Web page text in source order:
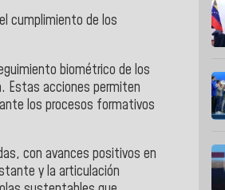
cumplimiento de los
biométrico de los
Estas acciones permiten
los procesos formativos
con avances positivos en
y la articulación